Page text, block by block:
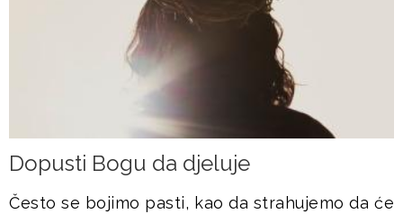
Dopusti Bogu da djeluje
Često se bojimo pasti, kao da strahujemo da će